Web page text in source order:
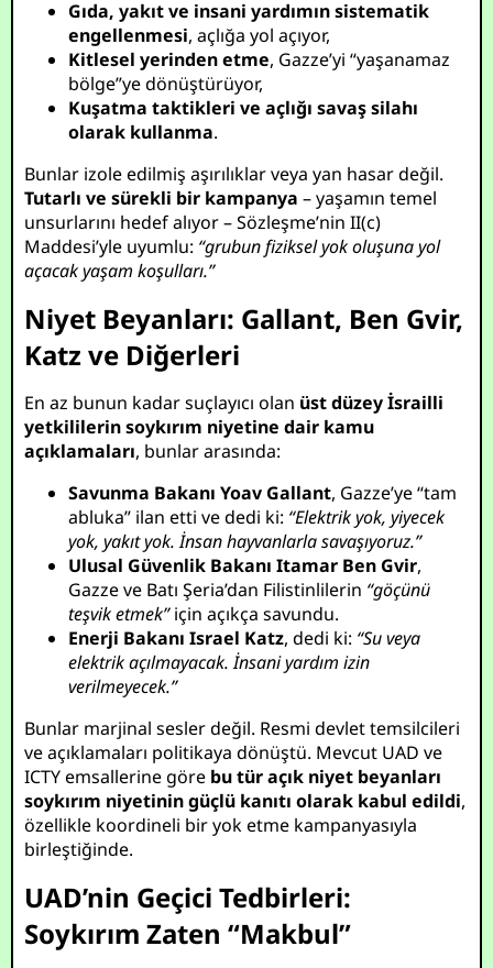
Gıda, yakıt ve insani yardımın sistematik
engellenmesi, açlığa yol açıyor,
Kitlesel yerinden etme, Gazze’yi “yaşanamaz
bölge”ye dönüştürüyor,
Kuşatma taktikleri ve açlığı savaş silahı
olarak kullanma.
Bunlar izole edilmiş aşırılıklar veya yan hasar değil.
Tutarlı ve sürekli bir kampanya – yaşamın temel
unsurlarını hedef alıyor – Sözleşme’nin II(c)
Maddesi’yle uyumlu: “grubun fiziksel yok oluşuna yol
açacak yaşam koşulları.”
Niyet Beyanları: Gallant, Ben Gvir,
Katz ve Diğerleri
En az bunun kadar suçlayıcı olan üst düzey İsrailli
yetkililerin soykırım niyetine dair kamu
açıklamaları, bunlar arasında:
Savunma Bakanı Yoav Gallant, Gazze’ye “tam
abluka” ilan etti ve dedi ki: “Elektrik yok, yiyecek
yok, yakıt yok. İnsan hayvanlarla savaşıyoruz.”
Ulusal Güvenlik Bakanı Itamar Ben Gvir,
Gazze ve Batı Şeria’dan Filistinlilerin “göçünü
teşvik etmek”için açıkça savundu.
Enerji Bakanı Israel Katz, dedi ki: “Su veya
elektrik açılmayacak. İnsani yardım izin
verilmeyecek.”
Bunlar marjinal sesler değil. Resmi devlet temsilcileri
ve açıklamaları politikaya dönüştü. Mevcut UAD ve
ICTY emsallerine göre bu tür açık niyet beyanları
soykırım niyetinin güçlü kanıtı olarak kabul edildi,
özellikle koordineli bir yok etme kampanyasıyla
birleştiğinde.
UAD’nin Geçici Tedbirleri:
Soykırım Zaten “Makbul”